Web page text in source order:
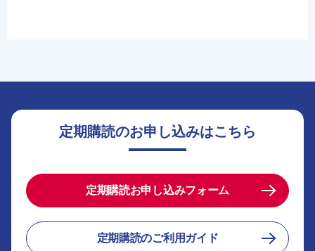
定期購読のお申し込みはこちら
定期購読お申し込みフォーム
定期購読のご利用ガイド